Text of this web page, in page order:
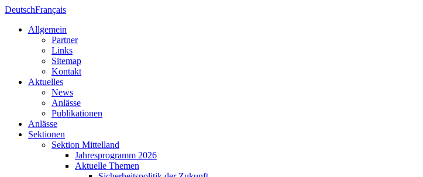
DeutschFrançais
Allgemein
Partner
Links
Sitemap
Kontakt
Aktuelles
News
Anlässe
Publikationen
Anlässe
Sektionen
Sektion Mittelland
Jahresprogramm 2026
Aktuelle Themen